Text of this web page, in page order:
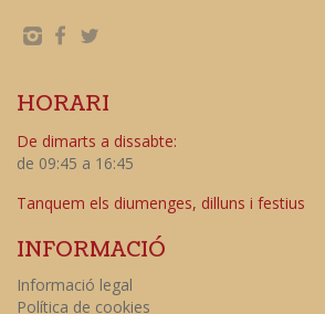
HORARI
De dimarts a dissabte:
de 09:45 a 16:45
Tanquem els diumenges, dilluns i festius
INFORMACIÓ
Informació legal
Política de cookies